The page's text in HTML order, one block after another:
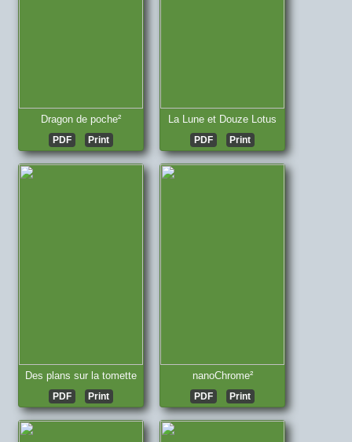
Dragon de poche²
PDF Print
La Lune et Douze Lotus
PDF Print
Des plans sur la tomette
PDF Print
nanoChrome²
PDF Print